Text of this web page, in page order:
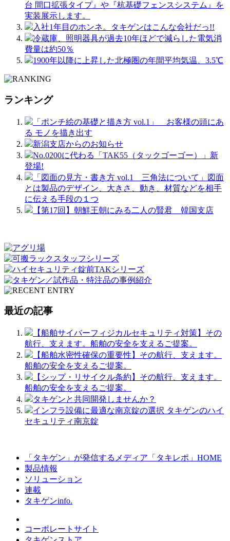
台 間口拡張タイプ』や『杭基礎フェンスシステム』を
実装展示します。
入社1年目のホンネ。タキゲンはこんな会社だっ!!
冷蔵庫、照明器具が過去10年ほどで減らした電気消
費量は約50％
1900年以降に上昇した北極圏の年間平均気温、3.5℃
ランキング
「ポンチ絵の基礎と描き方 vol.1」 お客様の頭にあ
る モノを描き出す
新潟支店からのお知らせ
No.0200に代わる「TAK55（タックゴーゴー）」新
登場!
「図面の見方・書き方 vol.1 三角法について」図面
とは製品のデザイン、大きさ、動き、材質などを相手
に伝える手段の１つ
【第17回】朝鮮王朝にみる二人の賢君 韓国支店
最近の記事
【船舶サイバーフィジカルセキュリティ対策】その
航行、支えます。船舶の安全を支えるご提案。
【船舶水密性確保の重要性】その航行、支えます。
船舶の安全を支えるご提案。
【シップ・リサイクル条約】その航行、支えます。
船舶の安全を支えるご提案。
タキゲンと共同開発しませんか？
インフラ設備に最適な南京錠の選択 タキゲンのハイ
セキュリティ南京錠
「タキゲン」が発信するメディア「タキレポ」HOME
製品情報
ソリューション
連載
タキゲンinfo.
コーポレートサイト